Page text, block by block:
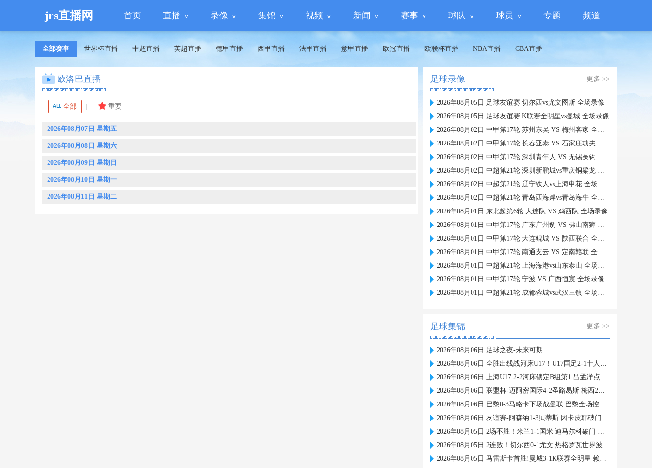
jrs直播网 首页 直播 录像 集锦 视频 新闻 赛事 球队 球员 专题 频道
全部赛事 世界杯直播 中超直播 英超直播 德甲直播 西甲直播 法甲直播 意甲直播 欧冠直播 欧联杯直播 NBA直播 CBA直播
欧洛巴直播
全部 重要
2026年08月07日 星期五
2026年08月08日 星期六
2026年08月09日 星期日
2026年08月10日 星期一
2026年08月11日 星期二
足球录像 更多 >>
2026年08月05日 足球友谊赛 切尔西vs尤文图斯 全场录像
2026年08月05日 足球友谊赛 K联赛全明星vs曼城 全场录像
2026年08月02日 中甲第17轮 苏州东吴 VS 梅州客家 全场录像
2026年08月02日 中甲第17轮 长春亚泰 VS 石家庄功夫 全场录像
2026年08月02日 中甲第17轮 深圳青年人 VS 无锡吴钩 全场录像
2026年08月02日 中超第21轮 深圳新鹏城vs重庆铜梁龙 全场录像
2026年08月02日 中超第21轮 辽宁铁人vs上海申花 全场录像
2026年08月02日 中超第21轮 青岛西海岸vs青岛海牛 全场录像
2026年08月01日 东北超第6轮 大连队 VS 鸡西队 全场录像
2026年08月01日 中甲第17轮 广东广州豹 VS 佛山南狮 全场录像
2026年08月01日 中甲第17轮 大连鲲城 VS 陕西联合 全场录像
2026年08月01日 中甲第17轮 南通支云 VS 定南赣联 全场录像
2026年08月01日 中超第21轮 上海海港vs山东泰山 全场录像
2026年08月01日 中甲第17轮 宁波 VS 广西恒宸 全场录像
2026年08月01日 中超第21轮 成都蓉城vs武汉三镇 全场录像
足球集锦 更多 >>
2026年08月06日 足球之夜-未来可期
2026年08月06日 全胜出线战河床U17！U17国足2-1十人药厂U17 赵松源登场1分钟传射
2026年08月06日 上海U17 2-2河床锁定B组第1 吕孟洋点射阿布力米破门 将战A组第2
2026年08月06日 联盟杯-迈阿密国际4-2圣路易斯 梅西2射1传 阿伦助攻戴帽
2026年08月06日 巴黎0-3马略卡下场战曼联 巴黎全场控球近6成+8射3正未果
2026年08月06日 友谊赛-阿森纳1-3贝蒂斯 因卡皮耶破门难救主 福纳尔斯1射2传
2026年08月05日 2场不胜！米兰1-1国米 迪马尔科破门 恩昆库造点+点射拉莫斯登场
2026年08月05日 2连败！切尔西0-1尤文 热格罗瓦世界波制胜穆德里克时隔614天复出
2026年08月05日 马雷斯卡首胜!曼城3-1K联赛全明星 赖因德斯努里破门塞梅尼奥助攻